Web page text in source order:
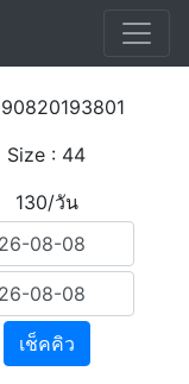
Size : 44
130/วัน
เช็คคิว